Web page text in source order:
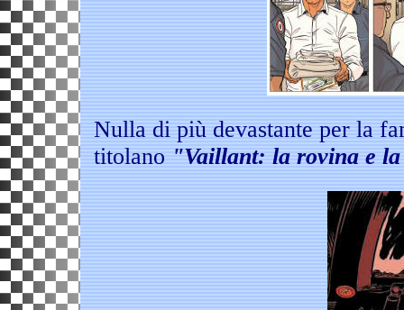
Nulla di più devastante per la
titolano "Vaillant: la rovina e